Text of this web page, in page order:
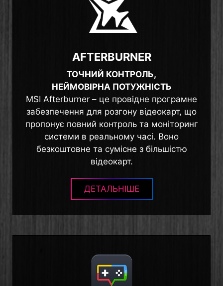
AFTERBURNER
ТОЧНИЙ КОНТРОЛЬ,
НЕЙМОВІРНА ПОТУЖНІСТЬ
MSI Afterburner – це провідне програмне
забезпечення для розгону відеокарт, що
пропонує повний контроль та моніторинг
системи в реальному часі. Воно
безкоштовне та сумісне з більшістю
відеокарт.
ДЕТАЛЬНІШЕ